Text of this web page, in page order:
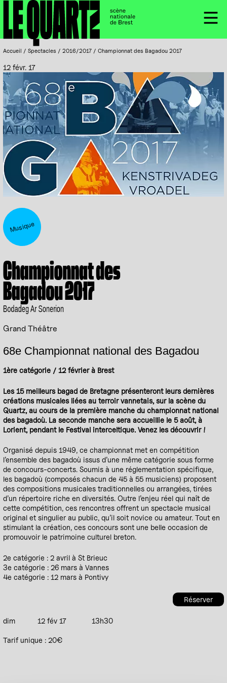
Panneau de gestion des cookies
Accueil
Menu
Accueil / Spectacles / 2016/2017 / Championnat des Bagadou 2017
12 févr. 17
Musique
Championnat des
Bagadou 2017
Bodadeg Ar Sonerion
Grand Théâtre
68e Championnat national des Bagadou
1ère catégorie / 12 février à Brest
Les 15 meilleurs bagad de Bretagne présenteront leurs dernières
créations musicales liées au terroir vannetais, sur la scène du
Quartz, au cours de la première manche du championnat national
des bagadoù. La seconde manche sera accueillie le 5 août, à
Lorient, pendant le Festival interceltique. Venez les découvrir !
Organisé depuis 1949, ce championnat met en compétition
l’ensemble des bagadoù issus d’une même catégorie sous forme
de concours-concerts. Soumis à une réglementation spécifique,
les bagadoù (composés chacun de 45 à 55 musiciens) proposent
des compositions musicales traditionnelles ou arrangées, tirées
d’un répertoire riche en diversités. Outre l’enjeu réel qui naît de
cette compétition, ces rencontres offrent un spectacle musical
original et singulier au public, qu’il soit novice ou amateur. Tout en
stimulant la création, ces concours sont une belle occasion de
promouvoir le patrimoine culturel breton.
2e catégorie : 2 avril à St Brieuc
3e catégorie : 26 mars à Vannes
4e catégorie : 12 mars à Pontivy
Réserver
dim 12 fév 17 13h30
Tarif unique : 20€